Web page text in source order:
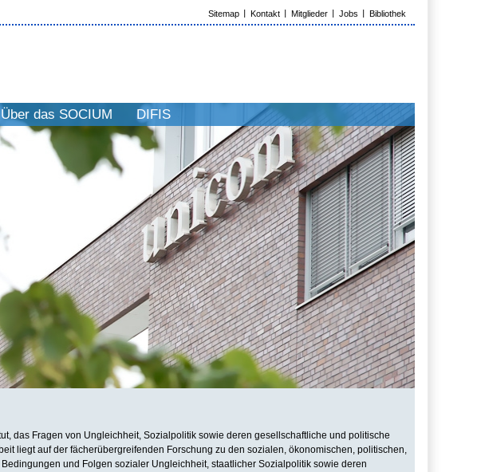
Sitemap Kontakt Mitglieder Jobs Bibliothek
Über das SOCIUM DIFIS
das Fragen von Ungleichheit, Sozialpolitik sowie deren gesellschaftliche und politische
liegt auf der fächerübergreifenden Forschung zu den sozialen, ökonomischen, politischen,
und Folgen sozialer Ungleichheit, staatlicher Sozialpolitik sowie deren